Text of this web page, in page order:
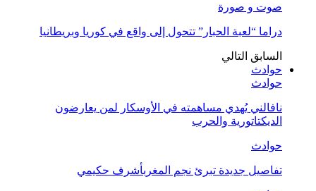
صوت و صورة
دراما “لعبة الحبار” تتحول إلى واقع في كوريا وبريطانيا
السابق التالي
حوادث
حوادث
نافالني يُهدي مساهمته في الأوسكار لمن يعارضون
الديكتاتورية والحرب
حوادث
تفاصيل جديدة تبرئ نجم المغربأشرف حكيمي